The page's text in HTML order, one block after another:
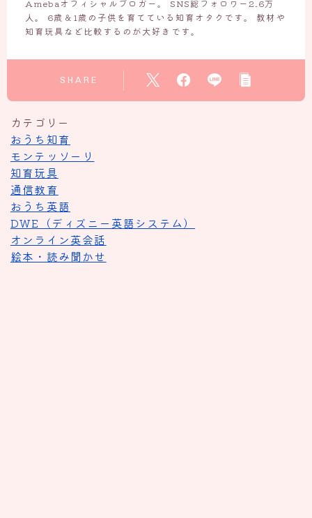
Amebaオフィシャルブロガー。 SNS総フォロワー2.6万
人。 6歳＆1歳の子供を育てている知育オタクです。 教材や
知育玩具など比較するのが大好きです。
SHARE
カテゴリー
おうち知育
モンテッソーリ
知育玩具
通信教育
おうち英語
DWE（ディズニー英語システム）
オンライン英会話
絵本・読み聞かせ